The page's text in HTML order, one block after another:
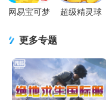
网易宝可梦
v1.18.0 安卓
超级精灵球
更多专题